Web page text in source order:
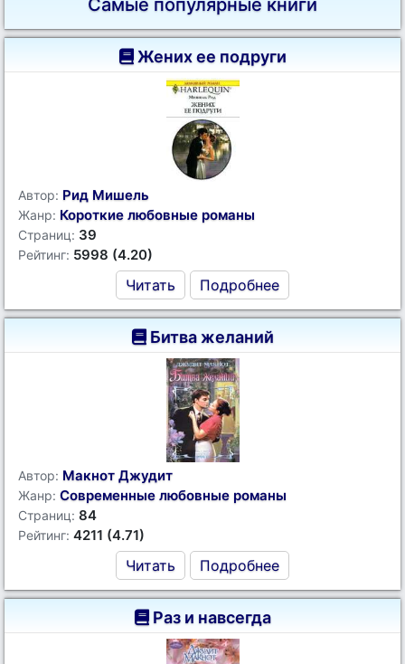
Самые популярные книги
Жених ее подруги
Автор: Рид Мишель
Жанр: Короткие любовные романы
Страниц: 39
Рейтинг: 5998 (4.20)
Читать Подробнее
Битва желаний
Автор: Макнот Джудит
Жанр: Современные любовные романы
Страниц: 84
Рейтинг: 4211 (4.71)
Читать Подробнее
Раз и навсегда